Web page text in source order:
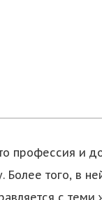
профессия и
того, в
с